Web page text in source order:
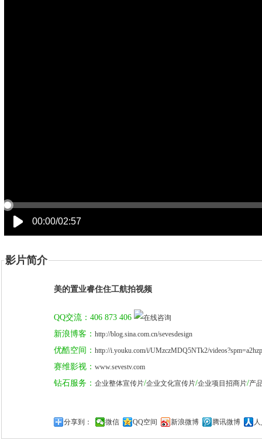
00:00/02:57
影片简介
美的置业睿住住工航拍视频
QQ交流：406 873 406
新浪博客： http://blog.sina.com.cn/sevesdesign
优酷空间： http://i.youku.com/i/UMzczMDQ5NTk2/
赛维影视： www.sevestv.com
钻石服务： 企业整体宣传片/企业文化宣传片/企业项目招商片/产
分享到： 微信 QQ空间 新浪微博 腾讯微博